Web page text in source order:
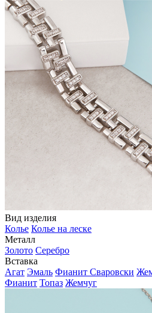
Вид изделия
Колье Колье на леске
Металл
Золото Серебро
Вставка
Агат Эмаль Фианит Сваровски
Фианит Топаз Жемчуг